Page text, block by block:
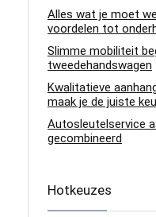
Alles wat je moet
voordelen tot
Slimme mobiliteit
tweedehandswagen
Kwalitatieve
maak je de juiste
Autosleutelservice
gecombineerd
Hotkeuzes